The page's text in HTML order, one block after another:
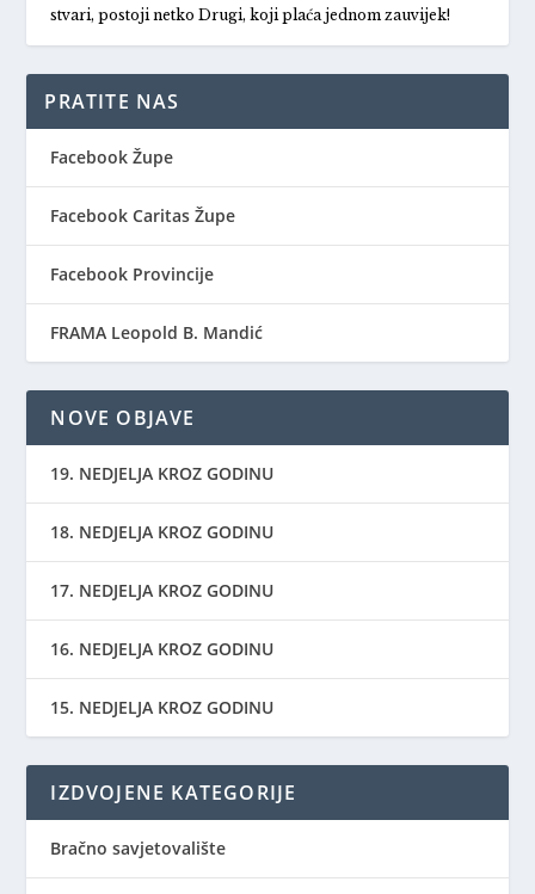
stvari, postoji netko Drugi, koji plaća jednom zauvijek!
PRATITE NAS
Facebook Župe
Facebook Caritas Župe
Facebook Provincije
FRAMA Leopold B. Mandić
NOVE OBJAVE
19. NEDJELJA KROZ GODINU
18. NEDJELJA KROZ GODINU
17. NEDJELJA KROZ GODINU
16. NEDJELJA KROZ GODINU
15. NEDJELJA KROZ GODINU
IZDVOJENE KATEGORIJE
Bračno savjetovalište